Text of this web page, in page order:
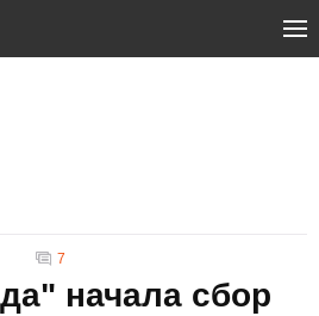
7
начала сбор